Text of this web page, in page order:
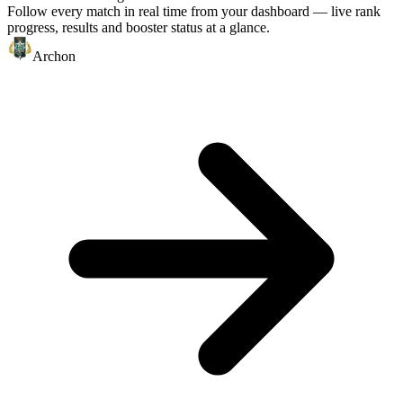
Follow every match in real time from your dashboard — live rank
progress, results and booster status at a glance.
Archon